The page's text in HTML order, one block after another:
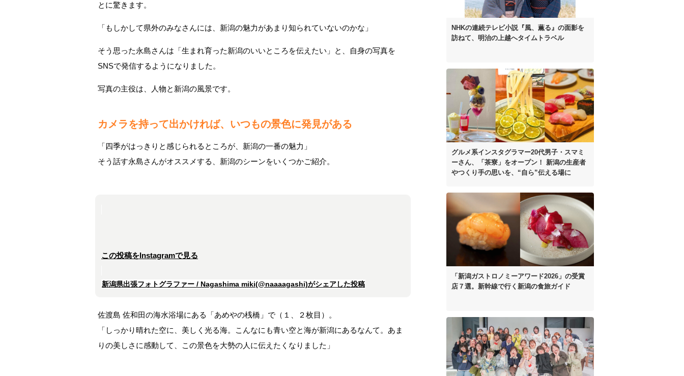
とに驚きます。
「もしかして県外のみなさんには、新潟の魅力があまり知られていないのかな」
そう思った永島さんは「生まれ育った新潟のいいところを伝えたい」と、自身の写真を
SNSで発信するようになりました。
写真の主役は、人物と新潟の風景です。
カメラを持って出かければ、いつもの景色に発見がある
「四季がはっきりと感じられるところが、新潟の一番の魅力」
そう話す永島さんがオススメする、新潟のシーンをいくつかご紹介。
この投稿をInstagramで見る
新潟県出張フォトグラファー / Nagashima miki(@naaaagashi)がシェアした投稿
佐渡島 佐和田の海水浴場にある「あめやの桟橋」で（１、２枚目）。
「しっかり晴れた空に、美しく光る海。こんなにも青い空と海が新潟にあるなんて。あま
りの美しさに感動して、この景色を大勢の人に伝えたくなりました」
NHKの連続テレビ小説『風、薫る』の面影を
訪ねて、 明治の上越へタイムトラベル
グルメ系インスタグラマー20代男子・ スマミ
ーさん、「茶寮」をオープン！ 新潟の生産者
やつくり手の思いを、 “自ら”伝える場に
「新潟ガストロノミーアワード2026」 の受賞
店７選。 新幹線で行く新潟の食旅ガイド